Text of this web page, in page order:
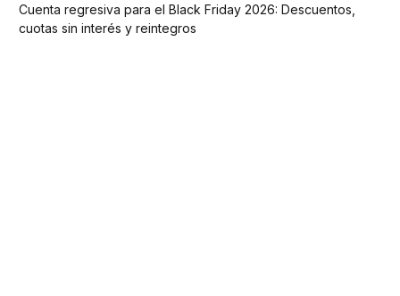
Cuenta regresiva para el Black Friday 2026: Descuentos,
cuotas sin interés y reintegros